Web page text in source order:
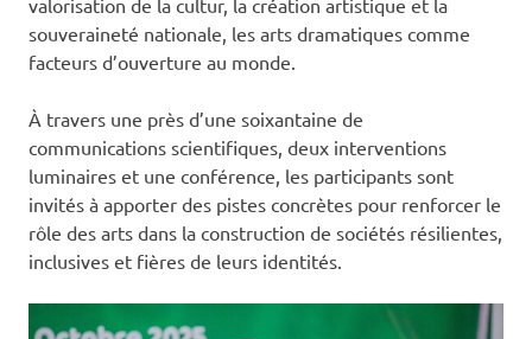
valorisation de la cultur, la création artistique et la
souveraineté nationale, les arts dramatiques comme
facteurs d’ouverture au monde.
À travers une près d’une soixantaine de
communications scientifiques, deux interventions
luminaires et une conférence, les participants sont
invités à apporter des pistes concrètes pour renforcer le
rôle des arts dans la construction de sociétés résilientes,
inclusives et fières de leurs identités.